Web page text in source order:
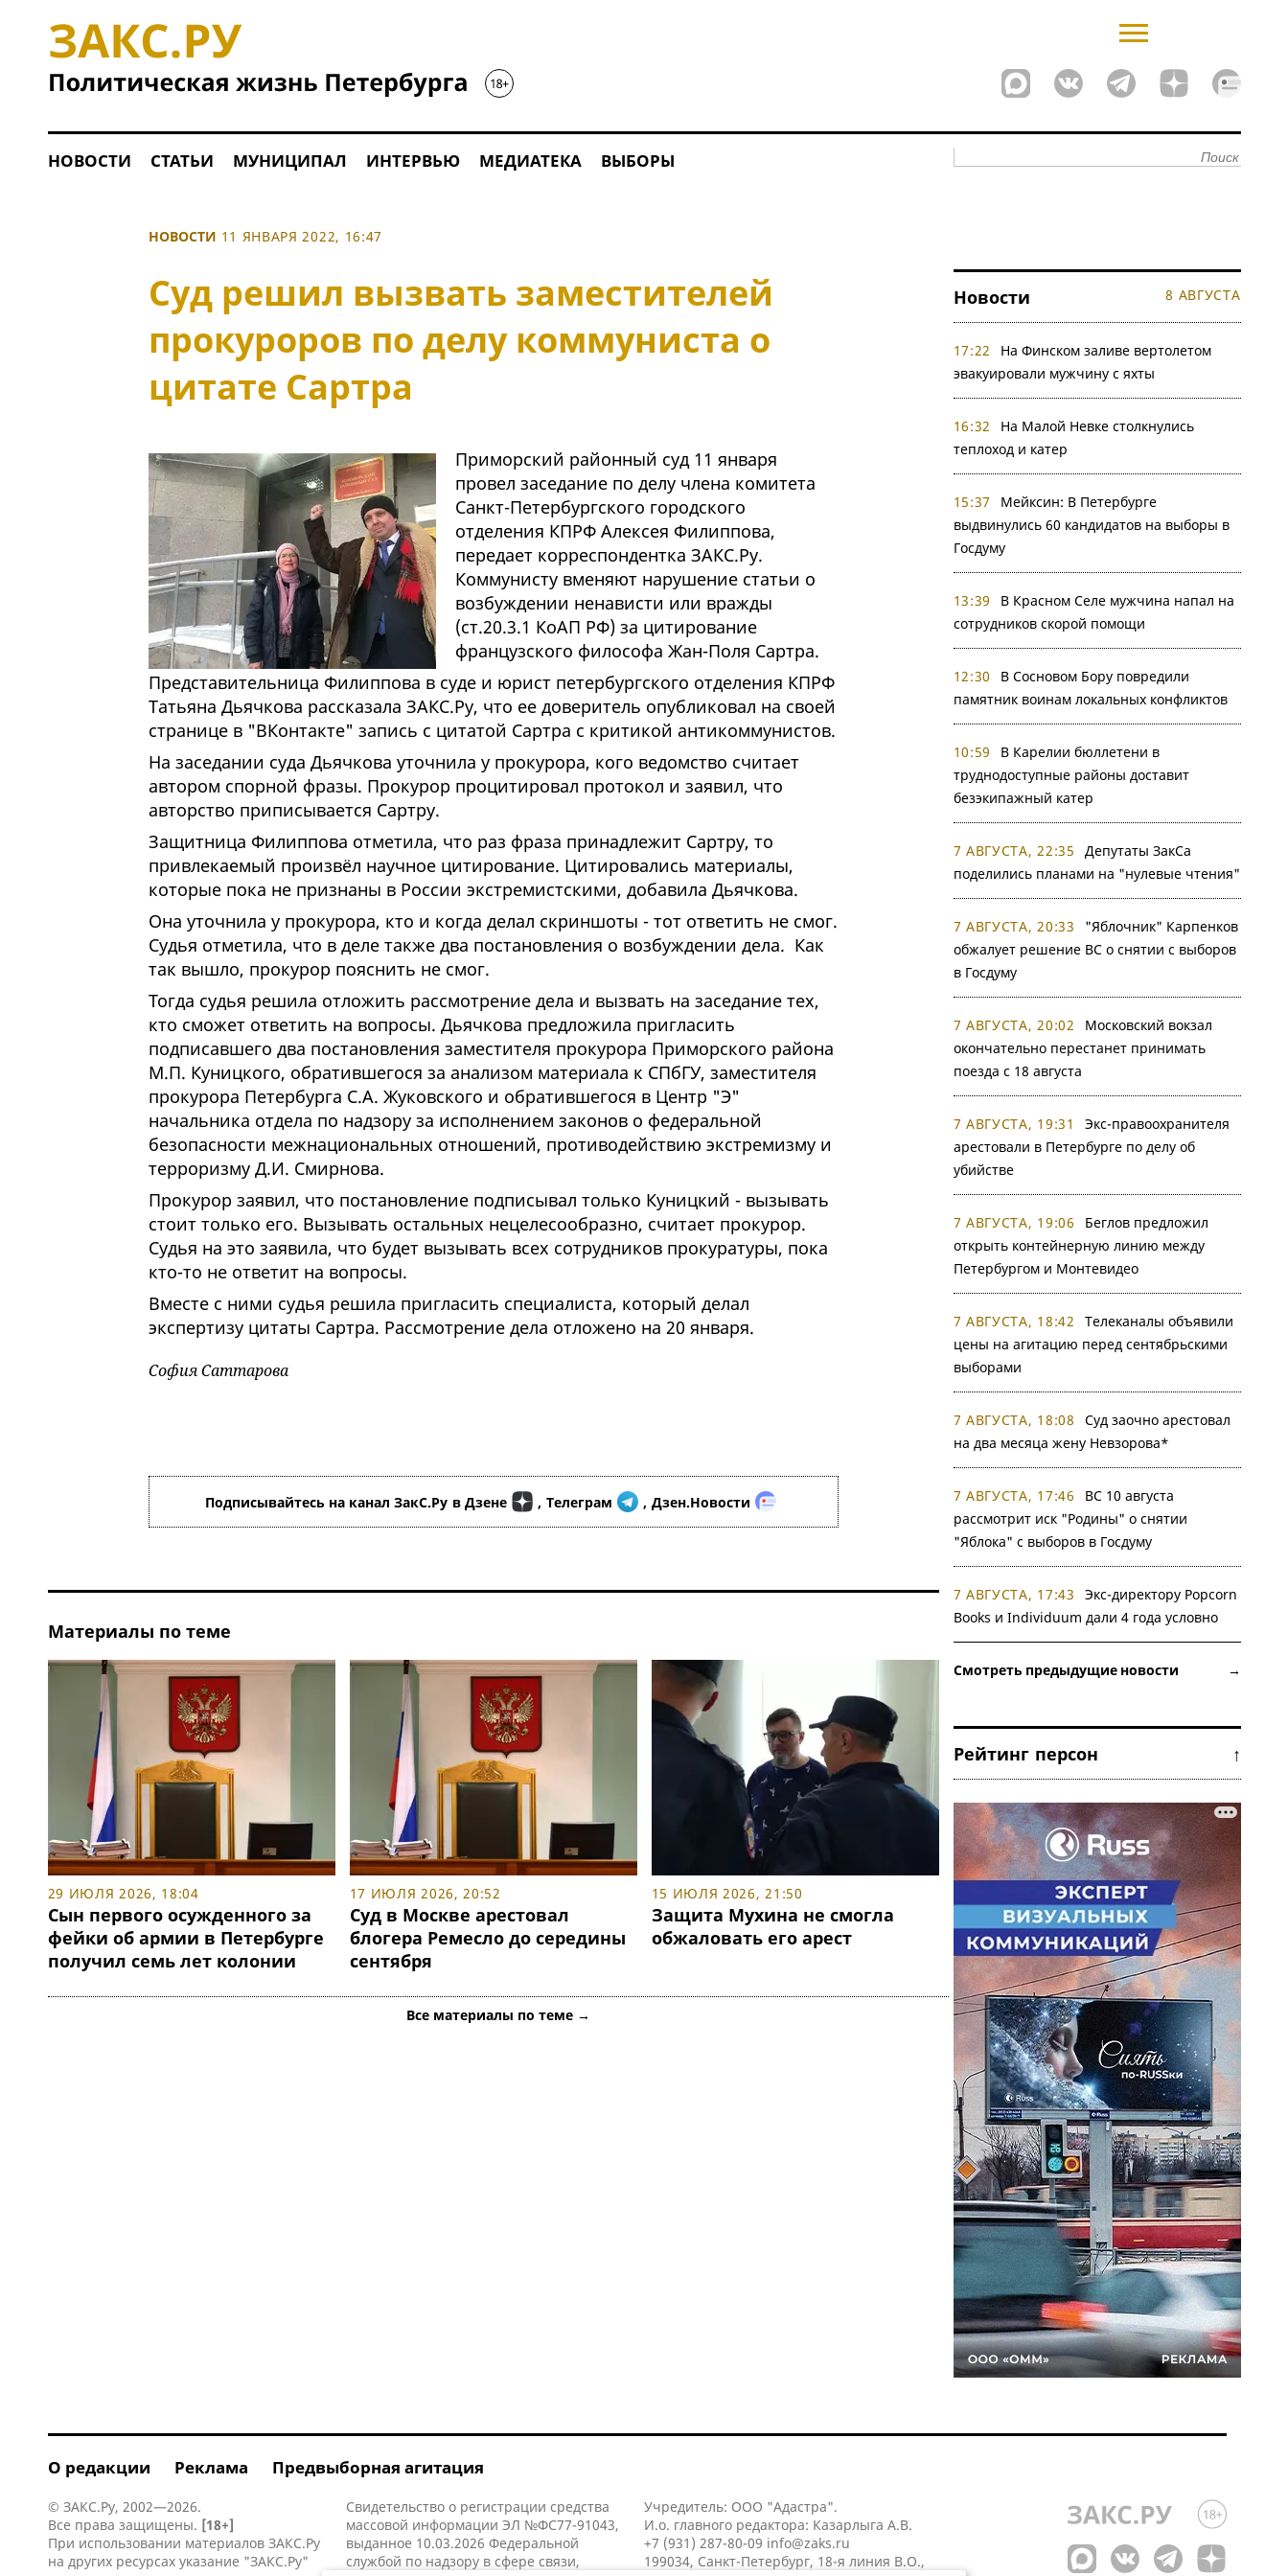
НОВОСТИ СТАТЬИ МУНИЦИПАЛ ИНТЕРВЬЮ МЕДИАТЕКА ВЫБОРЫ
НОВОСТИ 11 ЯНВАРЯ 2022, 16:47
Суд решил вызвать заместителей
прокуроров по делу коммуниста о
цитате Сартра
Приморский районный суд 11 января
провел заседание по делу члена комитета
Санкт-Петербургского городского
отделения КПРФ Алексея Филиппова,
передает корреспондентка ЗАКС.Ру.
Коммунисту вменяют нарушение статьи о
возбуждении ненависти или вражды
(ст.20.3.1 КоАП РФ) за цитирование
французского философа Жан-Поля Сартра.
Представительница Филиппова в суде и юрист петербургского отделения КПРФ
Татьяна Дьячкова рассказала ЗАКС.Ру, что ее доверитель опубликовал на своей
странице в "ВКонтакте" запись с цитатой Сартра с критикой антикоммунистов.
На заседании суда Дьячкова уточнила у прокурора, кого ведомство считает
автором спорной фразы. Прокурор процитировал протокол и заявил, что
авторство приписывается Сартру.
Защитница Филиппова отметила, что раз фраза принадлежит Сартру, то
привлекаемый произвёл научное цитирование. Цитировались материалы,
которые пока не признаны в России экстремистскими, добавила Дьячкова.
Она уточнила у прокурора, кто и когда делал скриншоты - тот ответить не смог.
Судья отметила, что в деле также два постановления о возбуждении дела. Как
так вышло, прокурор пояснить не смог.
Тогда судья решила отложить рассмотрение дела и вызвать на заседание тех,
кто сможет ответить на вопросы. Дьячкова предложила пригласить
подписавшего два постановления заместителя прокурора Приморского района
М.П. Куницкого, обратившегося за анализом материала к СПбГУ, заместителя
прокурора Петербурга С.А. Жуковского и обратившегося в Центр "Э"
начальника отдела по надзору за исполнением законов о федеральной
безопасности межнациональных отношений, противодействию экстремизму и
терроризму Д.И. Смирнова.
Прокурор заявил, что постановление подписывал только Куницкий - вызывать
стоит только его. Вызывать остальных нецелесообразно, считает прокурор.
Судья на это заявила, что будет вызывать всех сотрудников прокуратуры, пока
кто-то не ответит на вопросы.
Вместе с ними судья решила пригласить специалиста, который делал
экспертизу цитаты Сартра. Рассмотрение дела отложено на 20 января.
София Саттарова
Подписывайтесь на канал ЗакС.Ру в Дзене , Телеграм , Дзен.Новости
Материалы по теме
29 ИЮЛЯ 2026, 18:04
Сын первого осужденного за
фейки об армии в Петербурге
получил семь лет колонии
17 ИЮЛЯ 2026, 20:52
Суд в Москве арестовал
блогера Ремесло до середины
сентября
15 ИЮЛЯ 2026, 21:50
Защита Мухина не смогла
обжаловать его арест
Все материалы по теме →
Новости 8 АВГУСТА
17:22
На Финском заливе вертолетом
эвакуировали мужчину с яхты
16:32
На Малой Невке столкнулись
теплоход и катер
15:37
Мейксин: В Петербурге
выдвинулись 60 кандидатов на выборы в
Госдуму
13:39
В Красном Селе мужчина напал на
сотрудников скорой помощи
12:30
В Сосновом Бору повредили
памятник воинам локальных конфликтов
10:59
В Карелии бюллетени в
труднодоступные районы доставит
безэкипажный катер
7 АВГУСТА, 22:35
Депутаты ЗакСа
поделились планами на "нулевые чтения"
7 АВГУСТА, 20:33
"Яблочник" Карпенков
обжалует решение ВС о снятии с выборов
в Госдуму
7 АВГУСТА, 20:02
Московский вокзал
окончательно перестанет принимать
поезда с 18 августа
7 АВГУСТА, 19:31
Экс-правоохранителя
арестовали в Петербурге по делу об
убийстве
7 АВГУСТА, 19:06
Беглов предложил
открыть контейнерную линию между
Петербургом и Монтевидео
7 АВГУСТА, 18:42
Телеканалы объявили
цены на агитацию перед сентябрьскими
выборами
7 АВГУСТА, 18:08
Суд заочно арестовал
на два месяца жену Невзорова*
7 АВГУСТА, 17:46
ВС 10 августа
рассмотрит иск "Родины" о снятии
"Яблока" с выборов в Госдуму
7 АВГУСТА, 17:43
Экс-директору Popcorn
Books и Individuum дали 4 года условно
Смотреть предыдущие новости →
Рейтинг персон ↑
О редакции Реклама Предвыборная агитация
© ЗАКС.Ру, 2002—2026.
Все права защищены. [18+]
При использовании материалов ЗАКС.Ру
на других ресурсах указание "ЗАКС.Ру"
Свидетельство о регистрации средства
массовой информации ЭЛ №ФС77-91043,
выданное 10.03.2026 Федеральной
службой по надзору в сфере связи,
Учредитель: ООО "Адастра".
И.о. главного редактора: Казарлыга А.В.
+7 (931) 287-80-09 info@zaks.ru
199034, Санкт-Петербург, 18-я линия В.О.,